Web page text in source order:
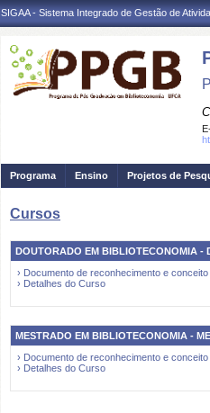
SIGAA - Sistema Integrado de Gestão de
Programa Ensino Projetos de
Cursos
DOUTORADO EM BIBLIOTECONOMIA -
› Documento de reconhecimento e
› Detalhes do Curso
MESTRADO EM BIBLIOTECONOMIA -
› Documento de reconhecimento e
› Detalhes do Curso